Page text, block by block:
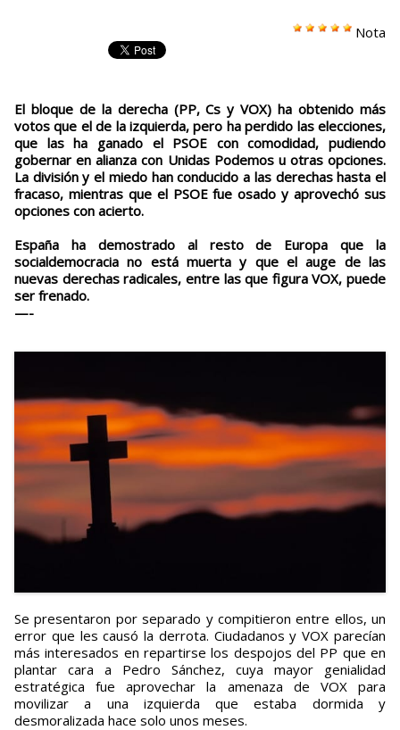
Nota
El bloque de la derecha (PP, Cs y VOX) ha obtenido más
votos que el de la izquierda, pero ha perdido las elecciones,
que las ha ganado el PSOE con comodidad, pudiendo
gobernar en alianza con Unidas Podemos u otras opciones.
La división y el miedo han conducido a las derechas hasta el
fracaso, mientras que el PSOE fue osado y aprovechó sus
opciones con acierto.
España ha demostrado al resto de Europa que la
socialdemocracia no está muerta y que el auge de las
nuevas derechas radicales, entre las que figura VOX, puede
ser frenado.
—-
Se presentaron por separado y compitieron entre ellos, un
error que les causó la derrota. Ciudadanos y VOX parecían
más interesados en repartirse los despojos del PP que en
plantar cara a Pedro Sánchez, cuya mayor genialidad
estratégica fue aprovechar la amenaza de VOX para
movilizar a una izquierda que estaba dormida y
desmoralizada hace solo unos meses.